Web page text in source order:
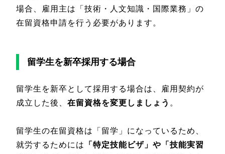
場合、雇用主は「技術・人文知識・国際業務」の
在留資格申請を行う必要があります。
留学生を新卒採用する場合
留学生を新卒として採用する場合は、雇用契約が
成立した後、 在留資格を変更しましょう 。
留学生の在留資格は「留学」になっているため、
就労するためには
「特定技能ビザ」や「技能実習